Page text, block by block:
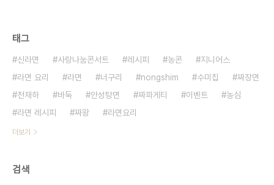
태그
신라면 사랑나눔콘서트 레시피 농콘
지니어스
라면 요리
라면 너구리 nongshim 수미칩
짜장면
천재하
바둑 안성탕면 짜파게티 이벤트
농심
라면 레시피
짜왕 라면요리
더보기
검색